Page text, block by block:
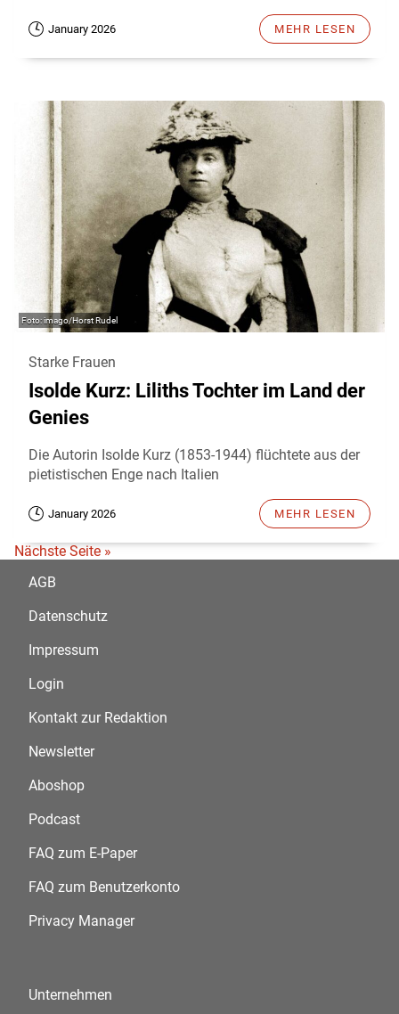
January 2026 MEHR LESEN
imago/Horst Rudel
Starke Frauen
Isolde Kurz: Liliths Tochter im Land der
Genies
Die Autorin Isolde Kurz (1853-1944) flüchtete aus der
pietistischen Enge nach Italien
January 2026 MEHR LESEN
Nächste Seite »
AGB
Datenschutz
Impressum
Login
Kontakt zur Redaktion
Newsletter
Aboshop
Podcast
FAQ zum E-Paper
FAQ zum Benutzerkonto
Privacy Manager
Unternehmen